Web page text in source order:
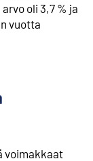
oli 3,7 % ja
vuotta
voimakkaat